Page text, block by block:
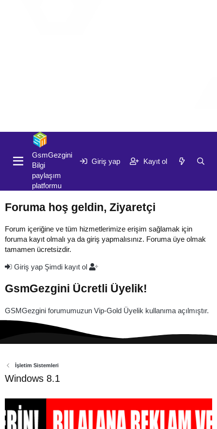
GsmGezgini
Bilgi
paylaşım
platformu
Giriş yap Kayıt ol
Foruma hoş geldin, Ziyaretçi
Forum içeriğine ve tüm hizmetlerimize erişim sağlamak için
foruma kayıt olmalı ya da giriş yapmalısınız. Foruma üye olmak
tamamen ücretsizdir.
Giriş yap Şimdi kayıt ol
GsmGezgini Ücretli Üyelik!
GSMGezgini forumumuzun Vip-Gold Üyelik kullanıma açılmıştır.
İşletim Sistemleri
Windows 8.1